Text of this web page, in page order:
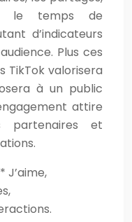
le temps de
d’indicateurs
Plus ces
TikTok valorisera
à un public
attire
partenaires et
J’aime,